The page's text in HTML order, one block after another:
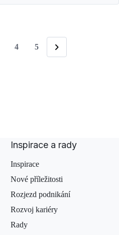
4 5
Následující
Inspirace a rady
Inspirace
Nové příležitosti
Rozjezd podnikání
Rozvoj kariéry
Rady